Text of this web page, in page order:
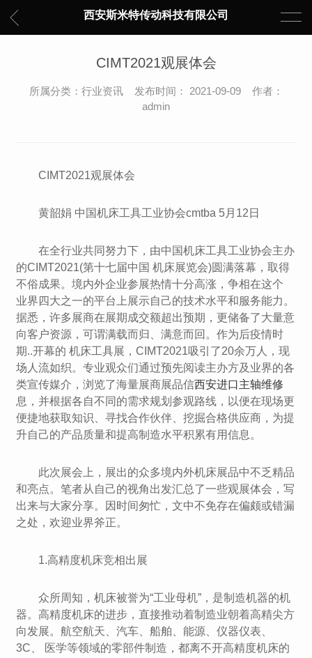
西安斯米特传动科技有限公司
CIMT2021观展体会
所属分类：行业资讯 发布时间： 2021-09-09 作者：
admin
CIMT2021观展体会
黄韶娟 中国机床工具工业协会cmtba 5月12日
在全行业共同努力下，由中国机床工具工业协会主办
的CIMT2021(第十七届中国 机床展览会)圆满落幕，取得
不俗成果。境内外企业参展热情十分高涨，争相在这个
业界四大之一的平台上展示自己的技术水平和服务能力。
据悉，许多展商在展期成交额超出预期，更储备了大量意
向客户资源，可谓满载而归、满意而回。作为后疫情时
期..开幕的 机床工具展，CIMT2021吸引了20余万人，现
场人流如织。专业观众们通过预先阅读主办方及业界的各
类宣传媒介，浏览了海量展商展品信西安进口主轴维修
息，并根据各自不同的需求规划参观路线，以便在现场更
便捷地获取知识、寻找合作伙伴、挖掘合格供应商，为提
升自己的产品质量和提高制造水平积累有用信息。
此次展会上，展出的众多境内外机床展品中不乏精品
和亮点。笔者从自己的视角出发汇总了一些观展体会，写
出来与大家分享。因时间匆忙，文中不免存在偏颇或错漏
之处，欢迎业界斧正。
1.高精度机床竞相出展
众所周知，机床被誉为“工业母机”，是制造机器的机
器。高精度机床的进步，直接推动着制造业朝着高精尖方
向发展。航空航天、汽车、船舶、能源、仪器仪表、
3C、 医学等领域的零部件制造，都离不开高精度机床的